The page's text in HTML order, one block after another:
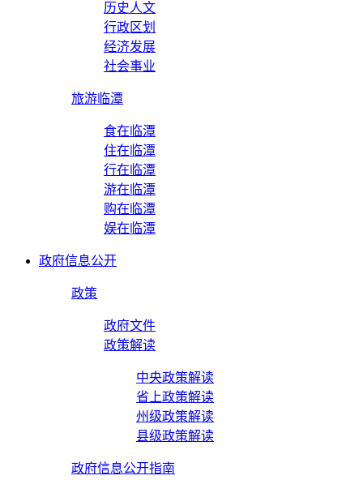
历史人文
行政区划
经济发展
社会事业
旅游临潭
食在临潭
住在临潭
行在临潭
游在临潭
购在临潭
娱在临潭
政府信息公开
政策
政府文件
政策解读
中央政策解读
省上政策解读
州级政策解读
县级政策解读
政府信息公开指南